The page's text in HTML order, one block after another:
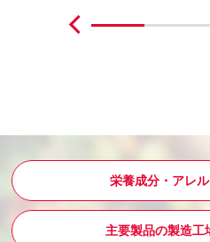
栄養成分・アレ
主要製品の製造工